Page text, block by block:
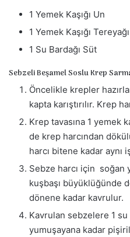
1 Yemek Kaşığı Un
1 Yemek Kaşığı Tereyağı
1 Su Bardağı Süt
Sebzeli Beşamel Soslu Krep
Öncelikle krepler
kapta karıştırılır. Krep
Krep tavasına 1 yemek
de krep harcından
harcı bitene kadar
Sebze harcı için soğan
kuşbaşı büyüklüğünde
dönene kadar kavrulur.
Kavrulan sebzelere 1
yumuşayana kadar